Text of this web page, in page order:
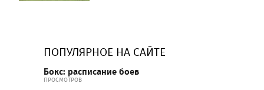
ПОПУЛЯРНОЕ НА САЙТЕ
Бокс: расписание боев
ПРОСМОТРОВ